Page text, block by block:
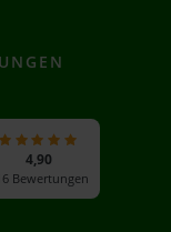
4,90
Bewertungen